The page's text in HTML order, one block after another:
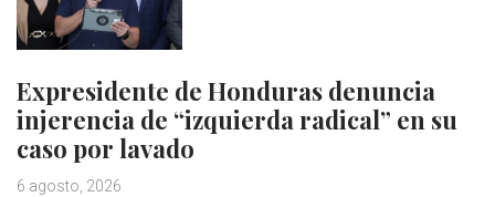
Expresidente de Honduras denuncia
injerencia de “izquierda radical” en su
caso por lavado
6 agosto, 2026